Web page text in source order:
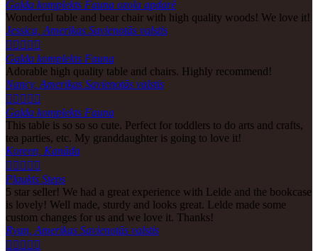
Galda komplekts Fauna ozola apdarē
Wonderful table and bear chair with high quality woods! We love it!
Jessica, Amerikas Savienotās valstis
    
Galda komplekts Fauna
Adorable high quality table and chairs. Highly recommend!
Nancy, Amerikas Savienotās valstis
    
Galda komplekts Fauna
This table is so so so cute. Perfect for toddlers to do arts and crafts,
tea parties, etc. My granddaughter is going to love it!
Koreen, Kanāda
    
Plaukts Steps
5 star seller! We had a great experience with Lelde and the bookcase
is lovely! Well made, sturdy and looks great. Lelde made some
custom changes for us and we love it. Thanks!
Ryan, Amerikas Savienotās valstis
    